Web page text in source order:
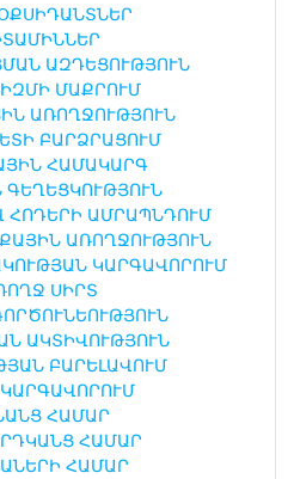
ԱԶԴԵՑՈՒԹՅՈՒՆ
ՄԱՔՐՈՒՄ
ԱՌՈՂՋՈՒԹՅՈՒՆ
ԲԱՐՁՐԱՑՈՒՄ
ՀԱՄԱԿԱՐԳ
ԳԵՂԵՑԿՈՒԹՅՈՒՆ
ՀՈԴԵՐԻ ԱՄՐԱՊՆԴՈՒՄ
ԱՌՈՂՋՈՒԹՅՈՒՆ
ԿԱՐԳԱՎՈՐՈՒՄ
ՍԻՐՏ
ԱԿՏԻՎՈՒԹՅՈՒՆ
ԲԱՐԵԼԱՎՈՒՄ
ՀԱՄԱՐ
ՀԱՄԱՐ
ՀԱՄԱՐ